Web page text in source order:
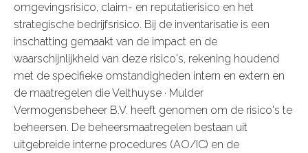
omgevingsrisico, claim- en reputatierisico en het
strategische bedrijfsrisico. Bij de inventarisatie is een
inschatting gemaakt van de impact en de
waarschijnlijkheid van deze risico's, rekening houdend
met de specifieke omstandigheden intern en extern en
de maatregelen die Velthuyse · Mulder
Vermogensbeheer B.V. heeft genomen om de risico's te
beheersen. De beheersmaatregelen bestaan uit
uitgebreide interne procedures (AO/IC) en de